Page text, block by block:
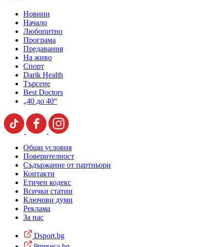
Новини
Начало
Любопитно
Програма
Предавания
На живо
Спорт
Darik Health
Търсене
Best Doctors
„40 до 40“
Общи условия
Поверителност
Съдържание от партньори
Контакти
Етичен кодекс
Всички статии
Ключови думи
Реклама
За нас
Dsport.bg